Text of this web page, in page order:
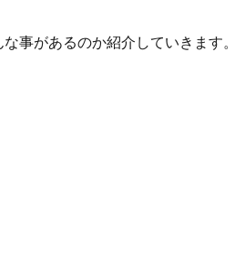
事があるのか紹介していきます。